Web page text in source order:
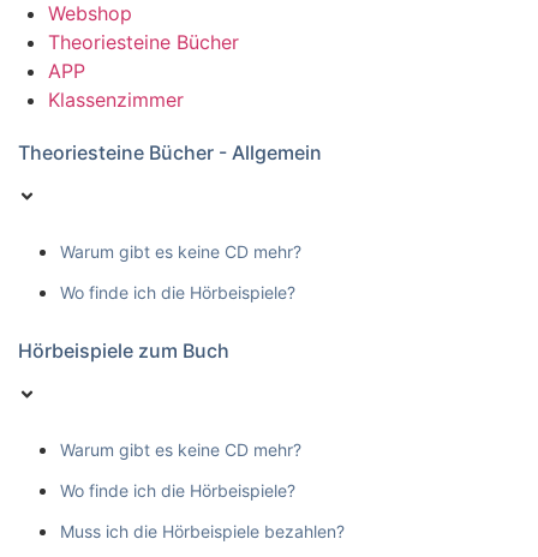
Webshop
Theoriesteine Bücher
APP
Klassenzimmer
Theoriesteine Bücher - Allgemein
Warum gibt es keine CD mehr?
Wo finde ich die Hörbeispiele?
Hörbeispiele zum Buch
Warum gibt es keine CD mehr?
Wo finde ich die Hörbeispiele?
Muss ich die Hörbeispiele bezahlen?